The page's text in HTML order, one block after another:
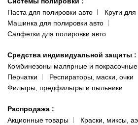
Паста для полировки авто
Круги
Машинка для полировки авто
Салфетки для полировки авто
Средства индивидуальной защиты :
Комбинезоны малярные и покрасочные
Перчатки
Респираторы, маски, очки
Фильтры, предфильтры и пыльники
Распродажа :
Акционные товары
Краски, миксы,